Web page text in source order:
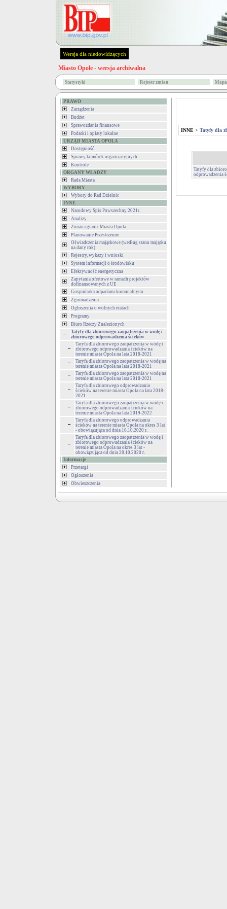
Wersja dla niedowidzących
Miasto Opole - wersja archiwalna
Statystyki Rejestr zmian
PRAWO
Zarządzenia
Budżet
Sprawozdania finansowe
Podatki i opłaty lokalne
URZĄD MIASTA OPOLA
Dostępność
Sprawy komórek organizacyjnych
Kontrole
ORGANY WŁADZY
Rada Miasta
WYBORY
Wybory do Rad Dzielnic
INNE
Narodowy Spis Powszechny 2021r.
Analizy
Zmiana granic Miasta Opola
Planowanie Przestrzenne
Oświadczenia majątkowe (według stanu majątku
na dany rok)
Rejestry, wykazy i wnioski
System informacji o środowisku
Efektywność energetyczna
Zapytania ofertowe w ramach projektów
dofinansowanych z UE
Gospodarka odpadami komunalnymi
Zgromadzenia
Ogłoszenia o wolnych etatach
Programy
Biuro Rzeczy Znalezionych
Tatyfy dla zbiorowego zaopatrzenia w wodę i
zbiorowego odprowadzenia ścieków
Taryfa dla zbiorowego zaopatrzenia w wodę i
zbiorowego odprowadzania ścieków na
terenie miasta Opola na lata 2018-2021
Taryfa dla zbiorowego zaopatrzenia w wodę na
terenie miasta Opola na lata 2018-2021
Taryfa dla zbiorowego zaopatrzenia w wodę na
terenie miasta Opola na lata 2018-2021
Taryfa dla zbiorowego odprowadzania
ścieków na terenie miasta Opola na lata 2018-
2021
Taryfa dla zbiorowego zaopatrzenia w wodę i
zbiorowego odprowadzania ścieków na
terenie miasta Opola na lata 2019-2022
Taryfa dla zbiorowego odprowadzania
ścieków na terenie miasta Opola na okres 3 lat
- obowiązująca od dnia 16.10.2020 r.
Taryfa dla zbiorowego zaopatrzenia w wodę i
zbiorowego odprowadzania ścieków na
terenie miasta Opola na okres 3 lat -
obowiązująca od dnia 28.10.2020 r.
Informacje
Przetargi
Ogłoszenia
Obwieszczenia
INNE > Tatyfy dla
Tatyfy dla
odprowadzenia